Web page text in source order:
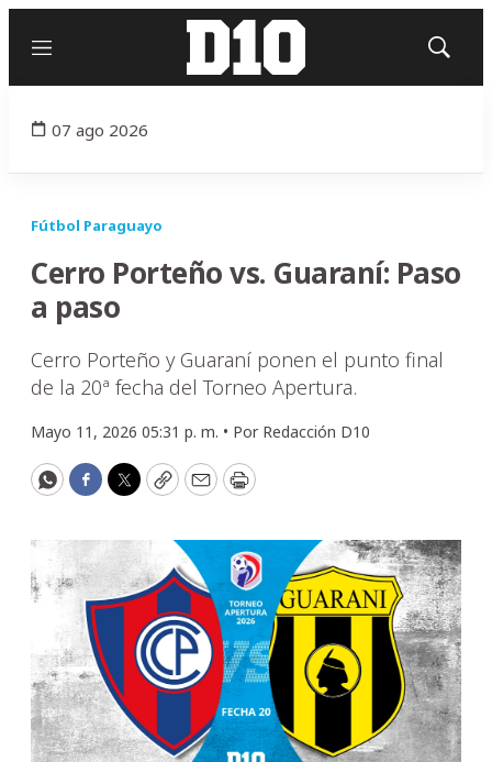
Menú
Mostrar
07 ago 2026
Fútbol Paraguayo
Cerro Porteño vs. Guaraní: Paso
a paso
Cerro Porteño y Guaraní ponen el punto final
de la 20ª fecha del Torneo Apertura.
Mayo 11, 2026 05:31 p. m. • Por Redacción D10
WhatsApp
Facebook
Twitter
CopyEmailPrint